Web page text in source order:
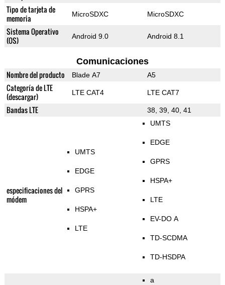
Tipo de tarjeta de
memoria
MicroSDXC MicroSDXC
Sistema Operativo
(OS)
Android 9.0 Android 8.1
Comunicaciones
Nombre del producto Blade A7 A5
Categoría de LTE
(descargar)
LTE CAT4 LTE CAT7
Bandas LTE 38, 39, 40, 41
especificaciones del
módem
UMTS
EDGE
GPRS
HSPA+
LTE
UMTS
EDGE
GPRS
HSPA+
LTE
EV-DO A
TD-SCDMA
TD-HSDPA
a